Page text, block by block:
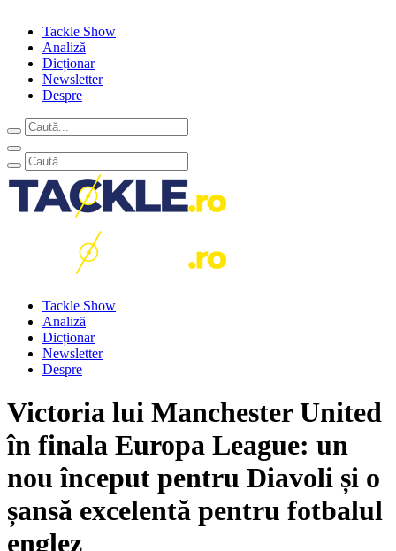
Tackle Show
Analiză
Dicționar
Newsletter
Despre
Tackle Show
Analiză
Dicționar
Newsletter
Despre
Victoria lui Manchester United
în finala Europa League: un
nou început pentru Diavoli și o
șansă excelentă pentru fotbalul
englez